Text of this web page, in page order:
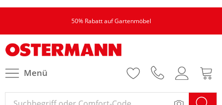
50% Rabatt auf Gartenmöbel
Menü